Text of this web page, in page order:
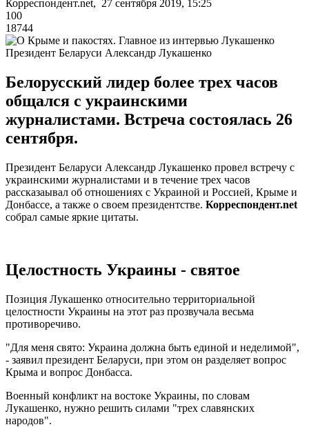
Корреспондент.net, 27 сентября 2019, 15:25
100
18744
Президент Беларуси Александр Лукашенко
Белорусский лидер более трех часов
общался с украинскими
журналистами. Встреча состоялась 26
сентября.
Президент Беларуси Александр Лукашенко провел встречу с
украинскими журналистами и в течение трех часов
рассказаывал об отношениях с Украиной и Россией, Крыме и
Донбассе, а также о своем президентстве. Корреспондент.net
собрал самые яркие цитаты.
Целостность Украины - святое
Позиция Лукашенко относительно территориальной
целостности Украины на этот раз прозвучала весьма
противоречиво.
"Для меня свято: Украина должна быть единой и неделимой",
- заявил президент Беларуси, при этом он разделяет вопрос
Крыма и вопрос Донбасса.
Военный конфликт на востоке Украины, по словам
Лукашенко, нужно решить силами "трех славянских
народов".